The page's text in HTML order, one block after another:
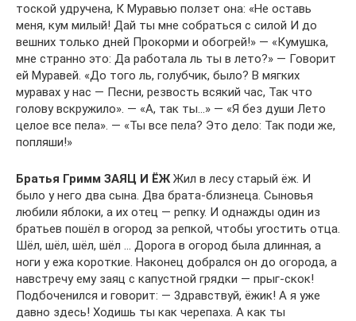
тоской удручена, К Муравью ползет она: «Не оставь
меня, кум милый! Дай ты мне собраться с силой И до
вешних только дней Прокорми и обогрей!» — «Кумушка,
мне странно это: Да работала ль ты в лето?» — Говорит
ей Муравей. «До того ль, голубчик, было? В мягких
муравах у нас — Песни, резвость всякий час, Так что
голову вскружило». — «А, так ты…» — «Я без души Лето
целое все пела». — «Ты все пела? Это дело: Так поди же,
попляши!»
Братья Гримм ЗАЯЦ И ЁЖЖил в лесу старый ёж. И
было у него два сына. Два брата-близнеца. Сыновья
любили яблоки, а их отец — репку. И однажды один из
братьев пошёл в огород за репкой, чтобы угостить отца.
Шёл, шёл, шёл, шёл … Дорога в огород была длинная, а
ноги у ежа короткие. Наконец добрался он до огорода, а
навстречу ему заяц с капустной грядки — прыг-скок!
Подбоченился и говорит: — 3дравствуй, ёжик! А я уже
давно здесь! Ходишь ты как черепаха. А как ты